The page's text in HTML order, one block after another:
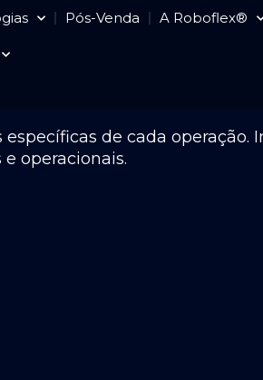
Pós-Venda A Roboflex®
de cada operação.
operacionais.